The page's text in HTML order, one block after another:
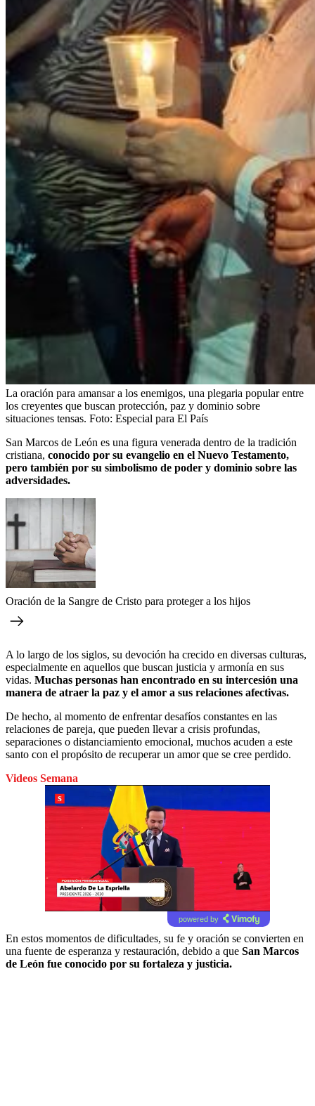
La oración para amansar a los enemigos, una plegaria popular entre
los creyentes que buscan protección, paz y dominio sobre
situaciones tensas. Foto: Especial para El País
San Marcos de León es una figura venerada dentro de la tradición
cristiana, conocido por su evangelio en el Nuevo Testamento,
pero también por su simbolismo de poder y dominio sobre las
adversidades.
Oración de la Sangre de Cristo para proteger a los hijos
A lo largo de los siglos, su devoción ha crecido en diversas culturas,
especialmente en aquellos que buscan justicia y armonía en sus
vidas. Muchas personas han encontrado en su intercesión una
manera de atraer la paz y el amor a sus relaciones afectivas.
De hecho, al momento de enfrentar desafíos constantes en las
relaciones de pareja, que pueden llevar a crisis profundas,
separaciones o distanciamiento emocional, muchos acuden a este
santo con el propósito de recuperar un amor que se cree perdido.
Videos Semana
powered by
En estos momentos de dificultades, su fe y oración se convierten en
una fuente de esperanza y restauración, debido a que San Marcos
de León fue conocido por su fortaleza y justicia.